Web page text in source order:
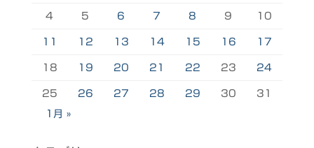
4 5 6 7 8 9 10
11 12 13 14 15 16 17
18 19 20 21 22 23 24
25 26 27 28 29 30 31
1月 »